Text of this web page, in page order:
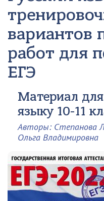
вариантов
работ для
ЕГЭ
Материал
языку 10-11
Авторы: Степанова
Ольга Владимировна